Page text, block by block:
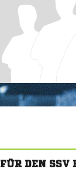
FÜR DEN SSV